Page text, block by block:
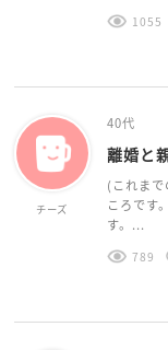
1055
チーズ
40代
離婚と
(これま
ころです
す。...
789